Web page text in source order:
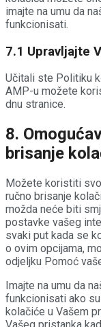
imajte na umu da
funkcionisati.
7.1 Upravljajte
Učitali ste Politiku
AMP-u možete
dnu stranice.
8.
brisanje
Možete koristiti
ručno brisanje
možda neće biti
postavke vašeg
svaki put kada se
o ovim opcijama,
odjeljku Pomoć
Imajte na umu da
funkcionisati ako
kolačiće u Vašem